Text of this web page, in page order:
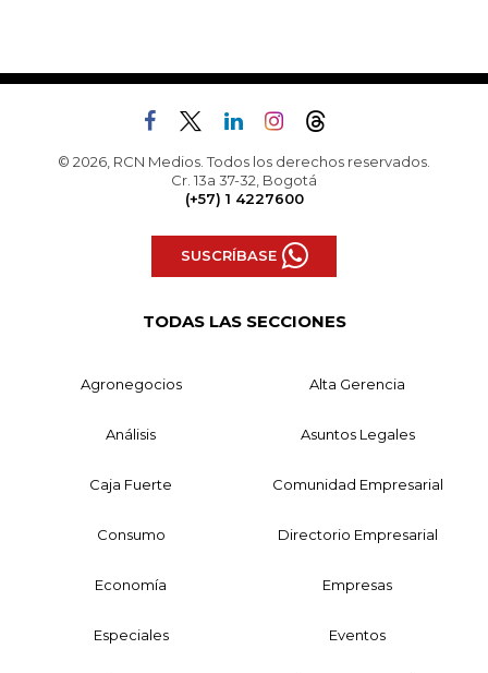
© 2026, RCN Medios. Todos los derechos reservados.
Cr. 13a 37-32, Bogotá
(+57) 1 4227600
SUSCRÍBASE
TODAS LAS SECCIONES
Agronegocios Alta Gerencia
Análisis Asuntos Legales
Caja Fuerte Comunidad Empresarial
Consumo Directorio Empresarial
Economía Empresas
Especiales Eventos